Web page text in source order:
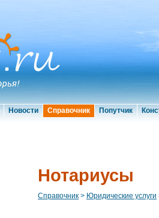
Новости Справочник Попутчик
Нотариусы
Справочник > Юридические услуги